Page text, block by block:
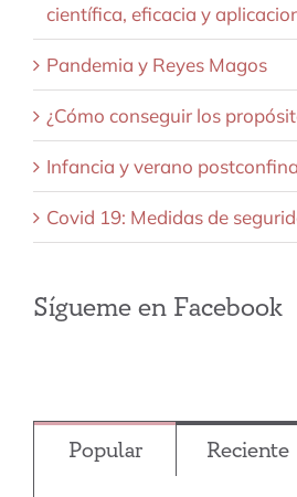
científica, eficacia y
Pandemia y Reyes Magos
¿Cómo conseguir los
Infancia y verano
Covid 19: Medidas de
Sígueme en Facebook
Popular Reciente